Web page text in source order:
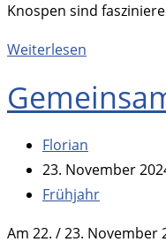
Knospen sind
Weiterlesen
Beitrags-
Autor:
Florian
Beitrag
veröffentlicht:
23. November
Beitrags-
Frühjahr
Am 22. / 23.